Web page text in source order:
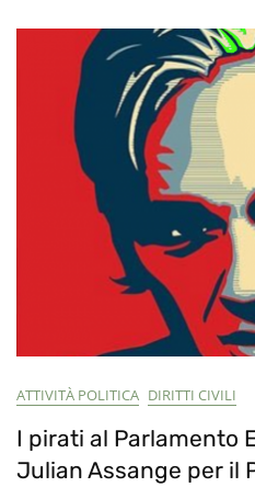
ATTIVITÀ POLITICA DIRITTI CIVILI
I pirati al Parlamento
Julian Assange per il